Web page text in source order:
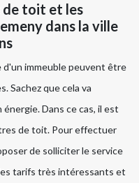
de toit et les
dans la ville
d'un immeuble peuvent être
Sachez que cela va
Dans ce cas, il est
de toit. Pour effectuer
de solliciter le service
tarifs très intéressants et